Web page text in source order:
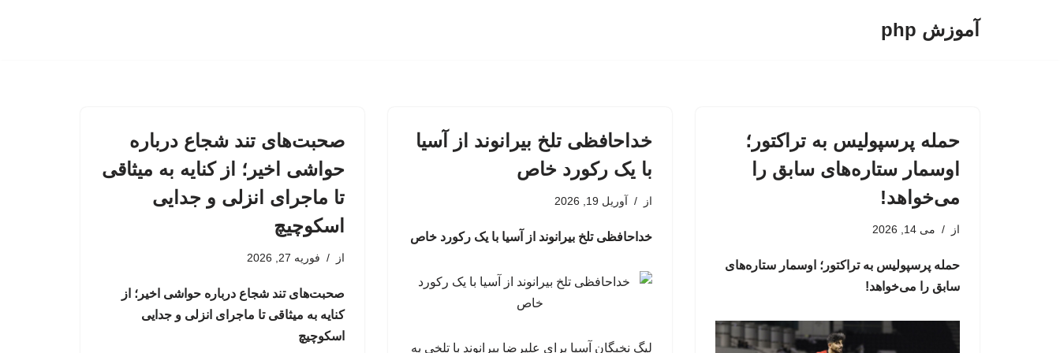
آموزش php
حمله پرسپولیس به تراکتور؛
اوسمار ستاره‌های سابق را
می‌خواهد!
از می 14, 2026
حمله پرسپولیس به تراکتور؛ اوسمار ستاره‌های
سابق را می‌خواهد!
خداحافظی تلخ بیرانوند از آسیا
با یک رکورد خاص
از آوریل 19, 2026
خداحافظی تلخ بیرانوند از آسیا با یک رکورد خاص
لیگ نخبگان آسیا برای علیرضا بیرانوند با تلخی به
صحبت‌های تند شجاع درباره
حواشی اخیر؛ از کنایه به میثاقی
تا ماجرای انزلی و جدایی
اسکوچیچ
از فوریه 27, 2026
صحبت‌های تند شجاع درباره حواشی اخیر؛ از
کنایه به میثاقی تا ماجرای انزلی و جدایی
اسکوچیچ